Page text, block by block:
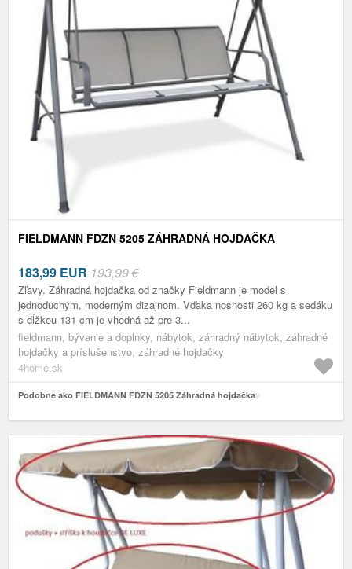
FIELDMANN FDZN 5205 ZÁHRADNÁ HOJDAČKA
183,99 EUR 193,99 €
Zľavy. Záhradná hojdačka od značky Fieldmann je model s
jednoduchým, moderným dizajnom. Vďaka nosnosti 260 kg a sedáku
s dĺžkou 131 cm je vhodná až pre 3...
fieldmann, bývanie a doplnky, nábytok, záhradný nábytok, záhradné
hojdačky a príslušenstvo, záhradné hojdačky
4home.sk
Podobne ako FIELDMANN FDZN 5205 Záhradná hojdačka